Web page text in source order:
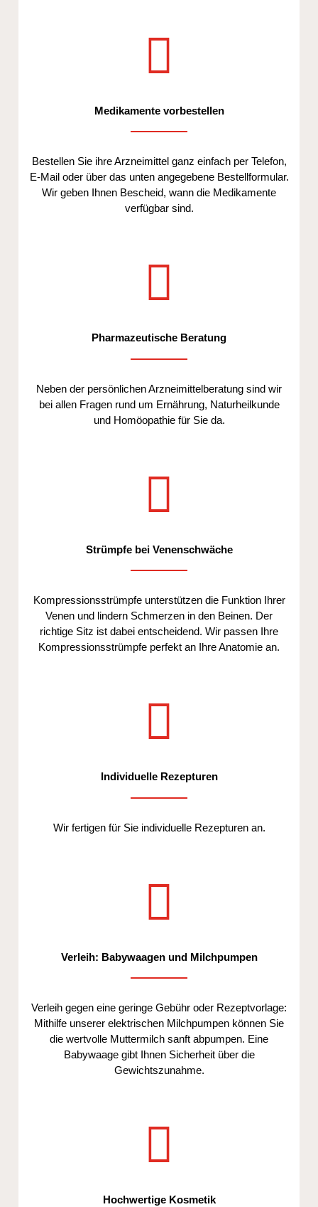
Medikamente vorbestellen
Bestellen Sie ihre Arzneimittel ganz einfach per Telefon,
E-Mail oder über das unten angegebene Bestellformular.
Wir geben Ihnen Bescheid, wann die Medikamente
verfügbar sind.
Pharmazeutische Beratung
Neben der persönlichen Arzneimittelberatung sind wir
bei allen Fragen rund um Ernährung, Naturheilkunde
und Homöopathie für Sie da.
Strümpfe bei Venenschwäche
Kompressionsstrümpfe unterstützen die Funktion Ihrer
Venen und lindern Schmerzen in den Beinen. Der
richtige Sitz ist dabei entscheidend. Wir passen Ihre
Kompressionsstrümpfe perfekt an Ihre Anatomie an.
Individuelle Rezepturen
Wir fertigen für Sie individuelle Rezepturen an.
Verleih: Babywaagen und Milchpumpen
Verleih gegen eine geringe Gebühr oder Rezeptvorlage:
Mithilfe unserer elektrischen Milchpumpen können Sie
die wertvolle Muttermilch sanft abpumpen. Eine
Babywaage gibt Ihnen Sicherheit über die
Gewichtszunahme.
Hochwertige Kosmetik